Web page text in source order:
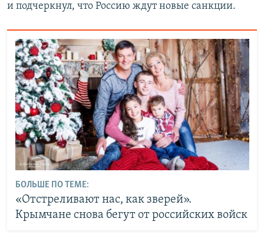
и подчеркнул, что Россию ждут новые санкции.
БОЛЬШЕ ПО ТЕМЕ:
«Отстреливают нас, как зверей».
Крымчане снова бегут от российских войск